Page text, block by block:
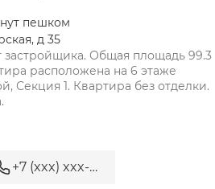
пешком
д 35
застройщика. Общая площадь 99.3
расположена на 6 этаже
Секция 1. Квартира без отделки.
рядо
+7 (xxx) xxx-xx-xx